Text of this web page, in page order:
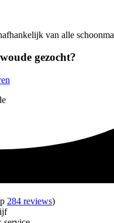
van alle
gezocht?
284 reviews)